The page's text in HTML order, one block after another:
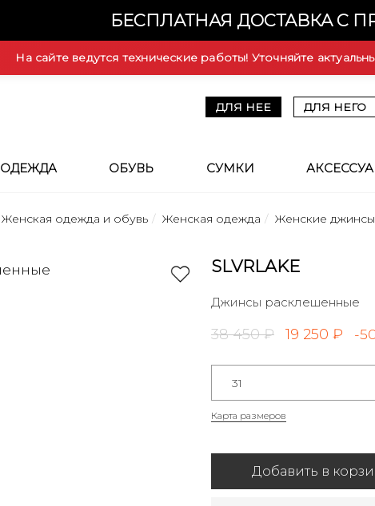
БЕСПЛАТНАЯ ДОСТАВКА С
На сайте ведутся технические работы! Уточняйте
ДЛЯ НЕЕ ДЛЯ НЕГО
ОДЕЖДА ОБУВЬ СУМКИ
Женская одежда и обувь Женская одежда Женские джинсы
SLVRLAKE
Джинсы расклешенные
38 450 ₽ 19 250 ₽ -
31
Карта размеров
Добавить в